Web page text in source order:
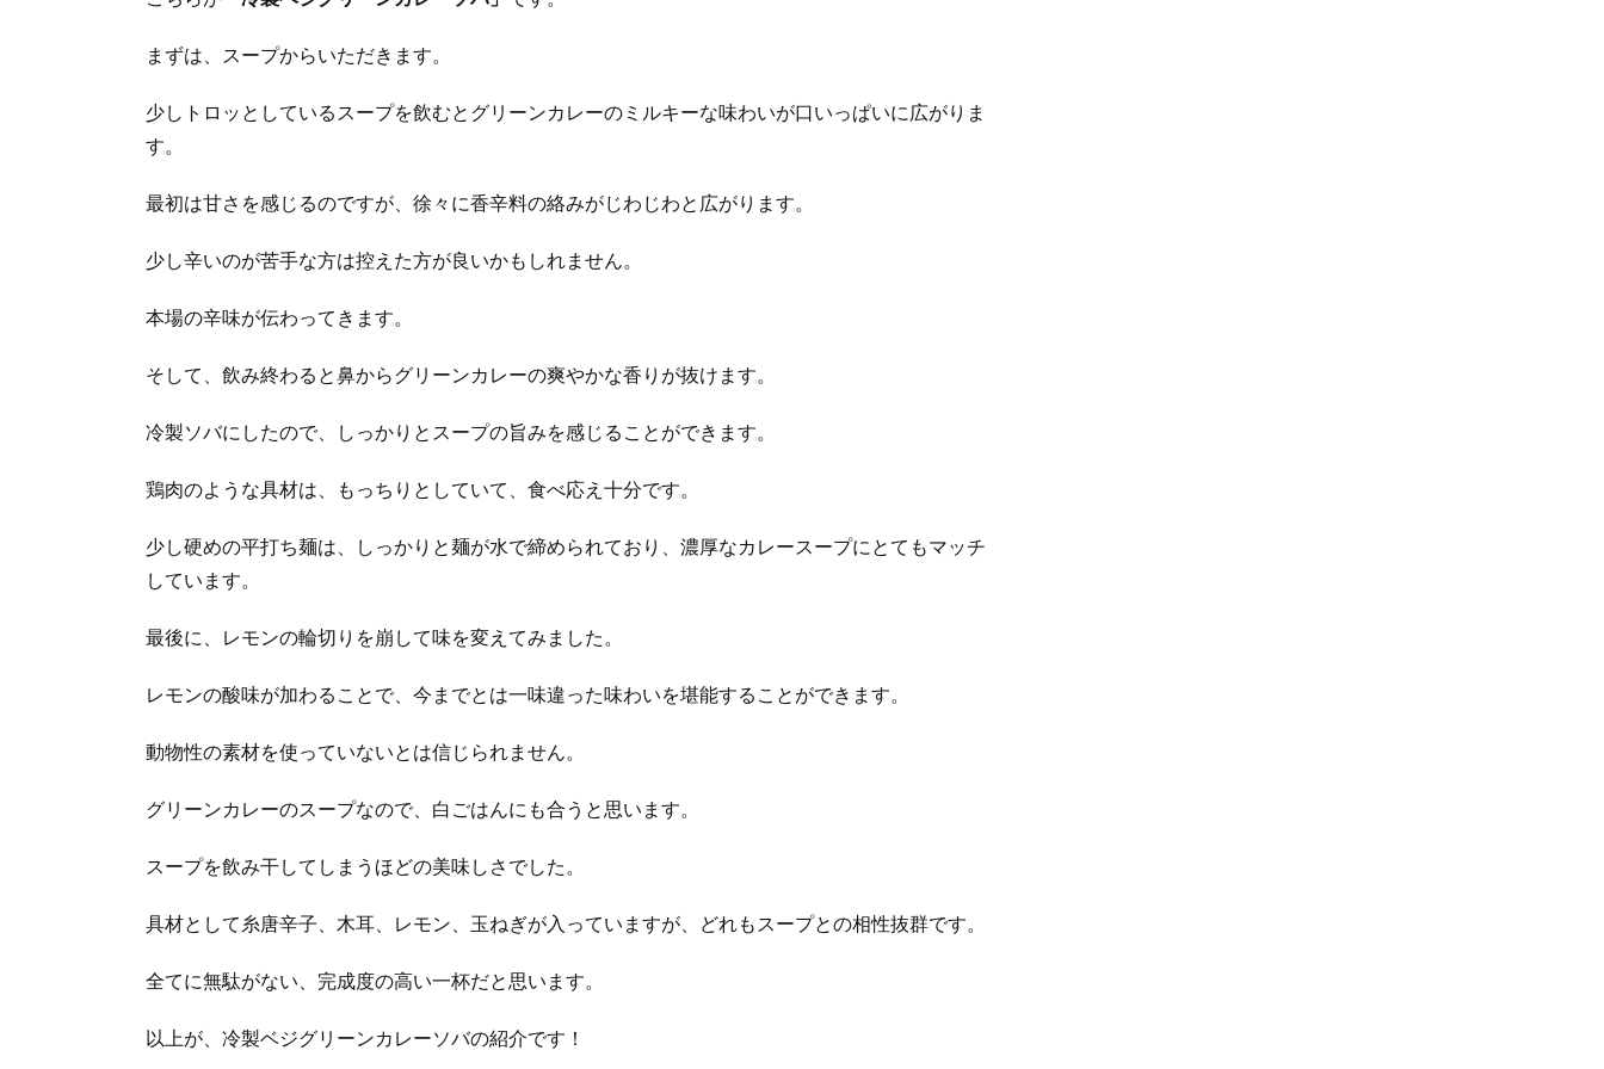
まずは、スープからいただきます。
少しトロッとしているスープを飲むとグリーンカレーのミルキーな味わいが口いっぱいに広がりま
す。
最初は甘さを感じるのですが、徐々に香辛料の絡みがじわじわと広がります。
少し辛いのが苦手な方は控えた方が良いかもしれません。
本場の辛味が伝わってきます。
そして、飲み終わると鼻からグリーンカレーの爽やかな香りが抜けます。
冷製ソバにしたので、しっかりとスープの旨みを感じることができます。
鶏肉のような具材は、もっちりとしていて、食べ応え十分です。
少し硬めの平打ち麺は、しっかりと麺が水で締められており、濃厚なカレースープにとてもマッチ
しています。
最後に、レモンの輪切りを崩して味を変えてみました。
レモンの酸味が加わることで、今までとは一味違った味わいを堪能することができます。
動物性の素材を使っていないとは信じられません。
グリーンカレーのスープなので、白ごはんにも合うと思います。
スープを飲み干してしまうほどの美味しさでした。
具材として糸唐辛子、木耳、レモン、玉ねぎが入っていますが、どれもスープとの相性抜群です。
全てに無駄がない、完成度の高い一杯だと思います。
以上が、冷製ベジグリーンカレーソバの紹介です！